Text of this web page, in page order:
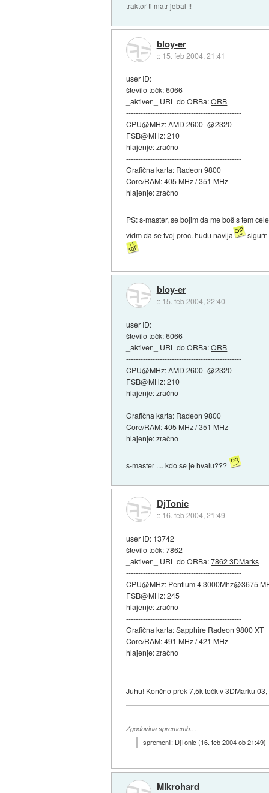
traktor ti matr jebal !!
bloy-er
:: 15. feb 2004, 21:41
user ID:
število točk: 6066
_aktiven_ URL do ORBa:ORB
------------------------------------------------
CPU@MHz: AMD 2600+@2320
FSB@MHz: 210
hlajenje: zračno
------------------------------------------------
Grafična karta: Radeon 9800
Core/RAM: 405 MHz / 351 MHz
hlajenje: zračno
PS: s-master, se bojim da me boš s tem
vidm da se tvoj proc. hudu navija
bloy-er
:: 15. feb 2004, 22:40
user ID:
število točk: 6066
_aktiven_ URL do ORBa:ORB
------------------------------------------------
CPU@MHz: AMD 2600+@2320
FSB@MHz: 210
hlajenje: zračno
------------------------------------------------
Grafična karta: Radeon 9800
Core/RAM: 405 MHz / 351 MHz
hlajenje: zračno
s-master .... kdo se je hvalu???
DjTonic
:: 16. feb 2004, 21:49
user ID: 13742
število točk: 7862
_aktiven_ URL do ORBa:7862 3DMarks
------------------------------------------------
CPU@MHz: Pentium 4 3000Mhz@3675
FSB@MHz: 245
hlajenje: zračno
------------------------------------------------
Grafična karta: Sapphire Radeon 9800 XT
Core/RAM: 491 MHz / 421 MHz
hlajenje: zračno
Juhu! Končno prek 7,5k točk v 3DMarku
Zgodovina sprememb…
spremenil: DjTonic(16. feb 2004 ob 21:49)
Mikrohard